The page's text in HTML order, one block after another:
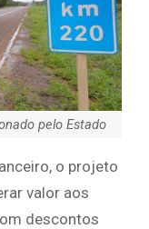
pelo Estado
o projeto
valor aos
descontos